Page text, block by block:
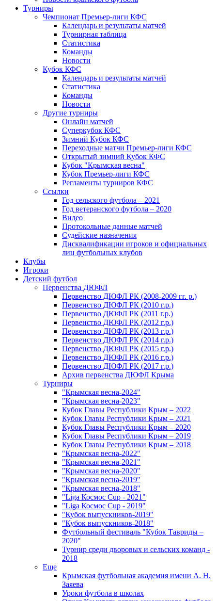
Турниры
Чемпионат Премьер-лиги КФС
Календарь и результаты матчей
Турнирная таблица
Статистика
Команды
Новости
Кубок КФС
Календарь и результаты матчей
Статистика
Команды
Новости
Другие турниры
Онлайн матчей
Суперкубок КФС
Зимний Кубок КФС
Переходные матчи Премьер-лиги КФС
Открытый зимний Кубок КФС
Кубок "Крымская весна"
Кубок Премьер-лиги КФС
Регламенты турниров КФС
Ссылки
Год сельского футбола – 2021
Год ветеранского футбола – 2020
Видео
Протокольные данные матчей
Судейские назначения
Дисквалификации игроков и официальных
лиц футбольных клубов
Клубы
Игроки
Детский футбол
Первенства ДЮФЛ
Первенство ДЮФЛ РК (2008-2009 гг. р.)
Первенство ДЮФЛ РК (2010 г.р.)
Первенство ДЮФЛ РК (2011 г.р.)
Первенство ДЮФЛ РК (2012 г.р.)
Первенство ДЮФЛ РК (2013 г.р.)
Первенство ДЮФЛ РК (2014 г.р.)
Первенство ДЮФЛ РК (2015 г.р.)
Первенство ДЮФЛ РК (2016 г.р.)
Первенство ДЮФЛ РК (2017 г.р.)
Архив первенства ДЮФЛ Крыма
Турниры
"Крымская весна-2024"
"Крымская весна-2023"
Кубок Главы Республики Крым – 2022
Кубок Главы Республики Крым – 2021
Кубок Главы Республики Крым – 2020
Кубок Главы Республики Крым – 2019
Кубок Главы Республики Крым – 2018
"Крымская весна-2022"
"Крымская весна-2021"
"Крымская весна-2020"
"Крымская весна-2019"
"Крымская весна-2018"
"Liga Космос Cup - 2021"
"Liga Космос Cup - 2019"
"Кубок выпускников-2019"
"Кубок выпускников-2018"
Футбольный фестиваль "Кубок Тавриды –
2020"
Турнир среди дворовых и сельских команд -
2018
Еще
Крымская футбольная академия имени А. Н.
Заяева
Уроки футбола в школах